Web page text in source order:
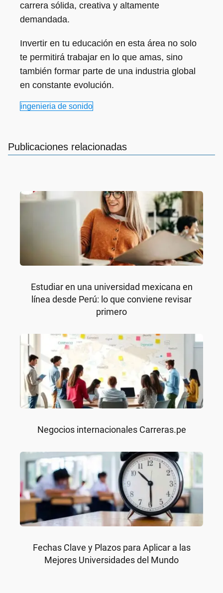
carrera sólida, creativa y altamente
demandada.
Invertir en tu educación en esta área no solo
te permitirá trabajar en lo que amas, sino
también formar parte de una industria global
en constante evolución.
ingenieria de sonido
Publicaciones relacionadas
Estudiar en una universidad mexicana en
línea desde Perú: lo que conviene revisar
primero
Negocios internacionales Carreras.pe
Fechas Clave y Plazos para Aplicar a las
Mejores Universidades del Mundo